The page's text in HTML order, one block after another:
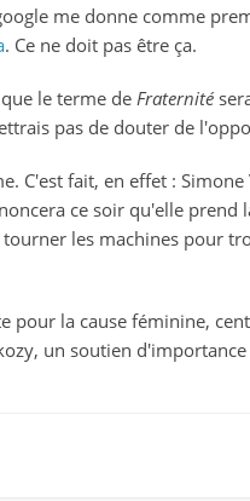
me donne comme
. Ce ne doit pas être ça.
le terme de Fraternité
pas de douter de
C'est fait, en effet :
ce soir qu'elle
les machines pour
pour la cause féminine,
un soutien